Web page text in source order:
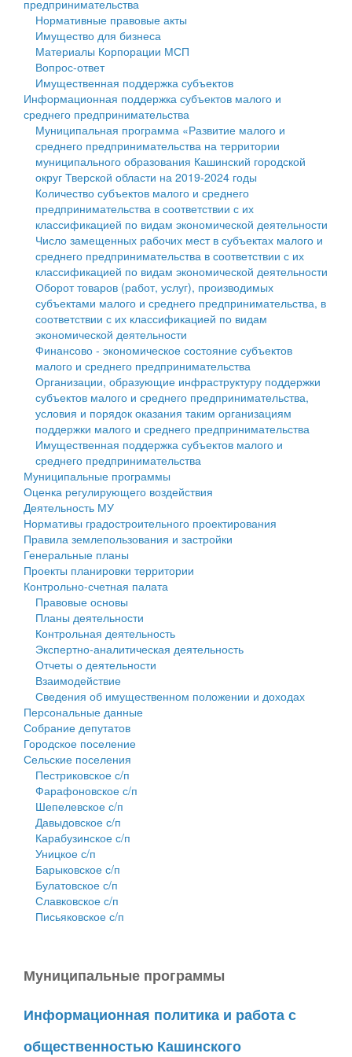
Государственные услуги
Промышленность и АПК
Экономика и бизнес
...
Символика
Устав
Гостям округа
Туризм
Культура
Образование
Здравоохранение
Социальная защита
Фотоальбом
муниципального округа Тверской области
Администрация Кашинского муниципального округа
Тверской области
Управление сельскими территориями
Открытые данные
Работа с обращениями граждан
Муниципальный контроль
Муниципальные услуги
Проекты административных регламентов
Антимонопольный комплаенс
Противодействие коррупции
Финансовое управление
Бюджет для граждан
Имущество
Выявление правообладателей ранее учтенных
объектов недвижимости
Имущественная поддержка субъектов малого и
среднего предпринимательства
Информационная поддержка субъектов малого и
среднего предпринимательства
Муниципальные программы
Контрольно-счетная палата
Персональные данные
Оценка регулирующего воздействия
Деятельность МУ
Нормативы градостроительного проектирования
Правила землепользования и застройки
Генеральные планы
Проекты планировки территории
Собрание депутатов
Городское поселение
Сельские поселения
предпринимательства
Нормативные правовые акты
Имущество для бизнеса
Материалы Корпорации МСП
Вопрос-ответ
Имущественная поддержка субъектов
Информационная поддержка субъектов малого и
среднего предпринимательства
Муниципальная программа «Развитие малого и
среднего предпринимательства на территории
муниципального образования Кашинский городской
округ Тверской области на 2019-2024 годы
Количество субъектов малого и среднего
предпринимательства в соответствии с их
классификацией по видам экономической деятельности
Число замещенных рабочих мест в субъектах малого и
среднего предпринимательства в соответствии с их
классификацией по видам экономической деятельности
Оборот товаров (работ, услуг), производимых
субъектами малого и среднего предпринимательства, в
соответствии с их классификацией по видам
экономической деятельности
Финансово - экономическое состояние субъектов
малого и среднего предпринимательства
Организации, образующие инфраструктуру поддержки
субъектов малого и среднего предпринимательства,
условия и порядок оказания таким организациям
поддержки малого и среднего предпринимательства
Имущественная поддержка субъектов малого и
среднего предпринимательства
Муниципальные программы
Оценка регулирующего воздействия
Деятельность МУ
Нормативы градостроительного проектирования
Правила землепользования и застройки
Генеральные планы
Проекты планировки территории
Контрольно-счетная палата
Правовые основы
Планы деятельности
Контрольная деятельность
Экспертно-аналитическая деятельность
Отчеты о деятельности
Взаимодействие
Сведения об имущественном положении и доходах
Персональные данные
Собрание депутатов
Городское поселение
Сельские поселения
Пестриковское с/п
Фарафоновское с/п
Шепелевское с/п
Давыдовское с/п
Карабузинское с/п
Уницкое с/п
Барыковское с/п
Булатовское с/п
Славковское с/п
Письяковское с/п
Муниципальные программы
Информационная политика и работа с
общественностью Кашинского